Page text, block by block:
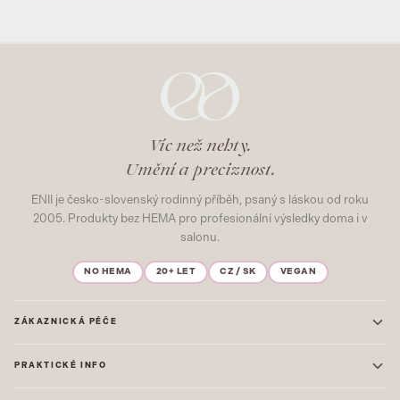
Víc než nehty.
Umění a preciznost.
ENII je česko-slovenský rodinný příběh, psaný s láskou od roku
2005. Produkty bez HEMA pro profesionální výsledky doma i v
salonu.
NO HEMA 20+ LET CZ / SK VEGAN
ZÁKAZNICKÁ PÉČE
Časté dotazy
PRAKTICKÉ INFO